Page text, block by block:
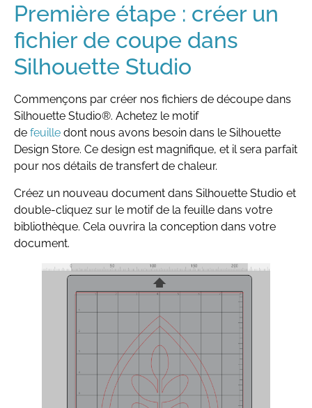
Première étape : créer un
fichier de coupe dans
Silhouette Studio
Commençons par créer nos fichiers de découpe dans
Silhouette Studio®. Achetez le motif
de feuille dont nous avons besoin dans le Silhouette
Design Store. Ce design est magnifique, et il sera parfait
pour nos détails de transfert de chaleur.
Créez un nouveau document dans Silhouette Studio et
double-cliquez sur le motif de la feuille dans votre
bibliothèque. Cela ouvrira la conception dans votre
document.